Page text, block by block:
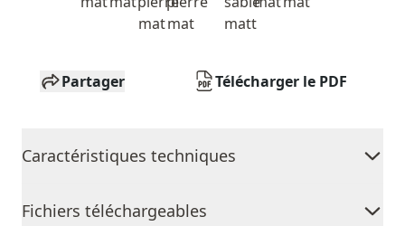
matmat
matt
Partager Télécharger le PDF
Caractéristiques techniques
Fichiers téléchargeables